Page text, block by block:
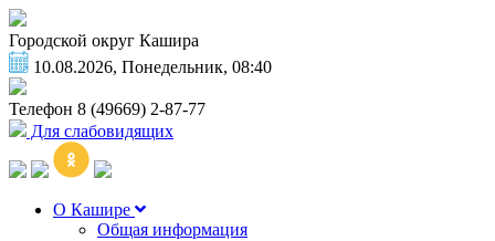
Городской округ Кашира
10.08.2026, Понедельник, 08:40
Телефон 8 (49669) 2-87-77
Для слабовидящих
О Кашире
Общая информация